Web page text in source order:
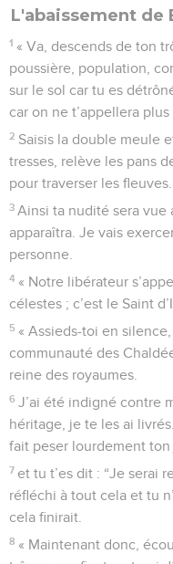
L'abaissement de
1 « Va, descends de ton
poussière, population,
sur le sol car tu es
car on ne t’appellera
2 Saisis la double meule
tresses, relève les pans
pour traverser les fleuves.
3 Ainsi ta nudité sera vue
apparaîtra. Je vais
personne.
4 « Notre libérateur
célestes ; c’est le Saint
5 « Assieds-toi en
communauté des
reine des royaumes.
6 J’ai été indigné contre
héritage, je te les ai
fait peser lourdement ton
7 et tu t’es dit : “Je serai
réfléchi à tout cela et tu
cela finirait.
8 « Maintenant donc,